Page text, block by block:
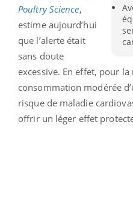
Poultry Science,
estime aujourd’hui
que l’alerte était
sans doute
excessive. En effet, pour
consommation modérée
risque de maladie
offrir un léger effet